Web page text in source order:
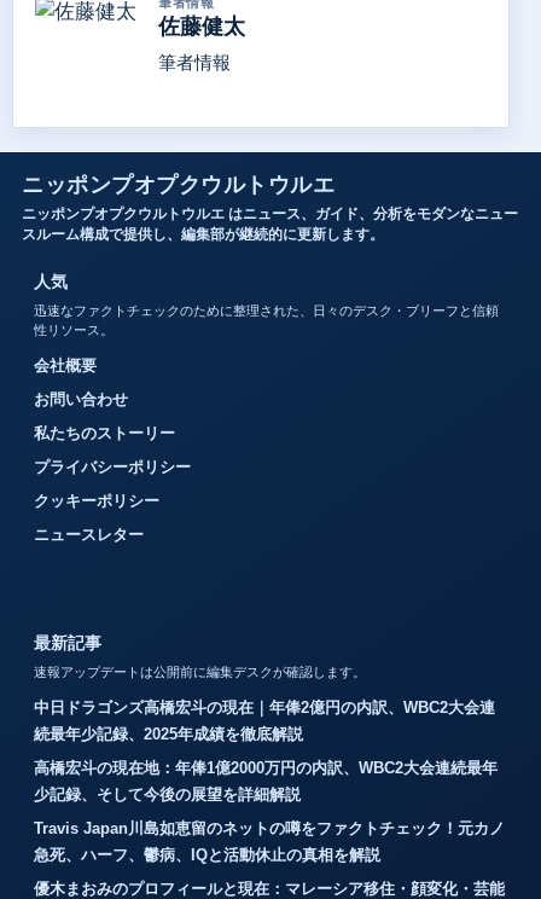
筆者情報
佐藤健太
筆者情報
ニッポンプオプクウルトウルエ
ニッポンプオプクウルトウルエ はニュース、ガイド、分析をモダンなニュー
スルーム構成で提供し、編集部が継続的に更新します。
人気
迅速なファクトチェックのために整理された、日々のデスク・ブリーフと信頼
性リソース。
会社概要
お問い合わせ
私たちのストーリー
プライバシーポリシー
クッキーポリシー
ニュースレター
最新記事
速報アップデートは公開前に編集デスクが確認します。
中日ドラゴンズ高橋宏斗の現在｜年俸2億円の内訳、WBC2大会連
続最年少記録、2025年成績を徹底解説
高橋宏斗の現在地：年俸1億2000万円の内訳、WBC2大会連続最年
少記録、そして今後の展望を詳細解説
Travis Japan川島如恵留のネットの噂をファクトチェック！元カノ
急死、ハーフ、鬱病、IQと活動休止の真相を解説
優木まおみのプロフィールと現在：マレーシア移住・顔変化・芸能